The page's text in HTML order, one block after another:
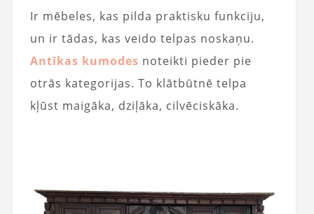
Ir mēbeles, kas pilda praktisku funkciju,
un ir tādas, kas veido telpas noskaņu.
Antīkas kumodes noteikti pieder pie
otrās kategorijas. To klātbūtnē telpa
kļūst maigāka, dziļāka, cilvēciskāka.